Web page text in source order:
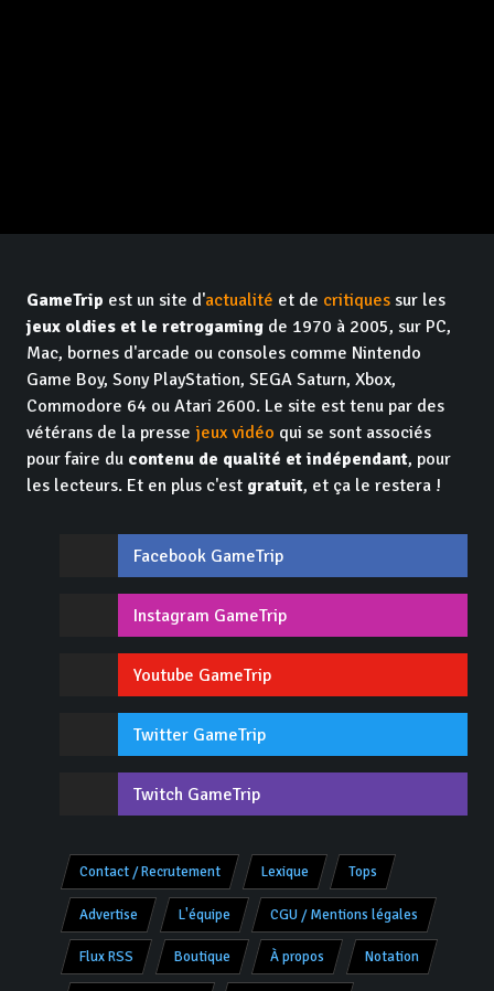
GameTrip est un site d'actualité et de critiques sur les
jeux oldies et le retrogaming de 1970 à 2005, sur PC,
Mac, bornes d'arcade ou consoles comme Nintendo
Game Boy, Sony PlayStation, SEGA Saturn, Xbox,
Commodore 64 ou Atari 2600. Le site est tenu par des
vétérans de la presse jeux vidéo qui se sont associés
pour faire du contenu de qualité et indépendant, pour
les lecteurs. Et en plus c'est gratuit, et ça le restera !
Facebook GameTrip
Instagram GameTrip
Youtube GameTrip
Twitter GameTrip
Twitch GameTrip
Contact / Recrutement Lexique Tops
Advertise L'équipe CGU / Mentions légales
Flux RSS Boutique À propos Notation